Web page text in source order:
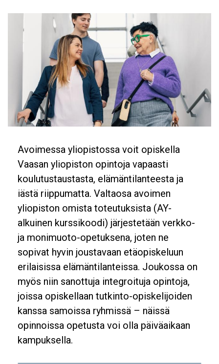
Feature image
Banner
Description
Avoimessa yliopistossa voit opiskella
Vaasan yliopiston opintoja vapaasti
koulutustaustasta, elämäntilanteesta ja
iästä riippumatta. Valtaosa avoimen
yliopiston omista toteutuksista (AY-
alkuinen kurssikoodi) järjestetään verkko-
ja monimuoto-opetuksena, joten ne
sopivat hyvin joustavaan etäopiskeluun
erilaisissa elämäntilanteissa. Joukossa on
myös niin sanottuja integroituja opintoja,
joissa opiskellaan tutkinto-opiskelijoiden
kanssa samoissa ryhmissä – näissä
opinnoissa opetusta voi olla päiväaikaan
kampuksella.